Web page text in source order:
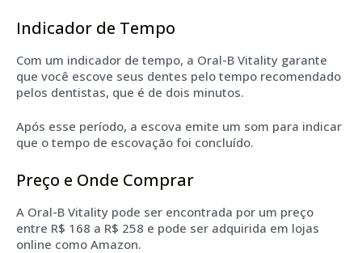
Indicador de Tempo
Com um indicador de tempo, a Oral-B Vitality garante
que você escove seus dentes pelo tempo recomendado
pelos dentistas, que é de dois minutos.
Após esse período, a escova emite um som para indicar
que o tempo de escovação foi concluído.
Preço e Onde Comprar
A Oral-B Vitality pode ser encontrada por um preço
entre R$ 168 a R$ 258 e pode ser adquirida em lojas
online como Amazon.